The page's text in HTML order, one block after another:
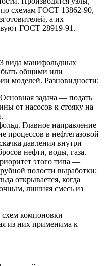
схемам ГОСТ 13862-90,
а их
ГОСТ 28919-91.
вида манифольдных
общими или
моделей. Разновидности:
задача — подать
от насосов к стояку на
Главное направление
процессов в нефтегазовой
давления внутри
нефти, воды, газа.
этого типа —
полости выработки:
открывается, когда
лишняя смесь из
компоновки
из них применима к